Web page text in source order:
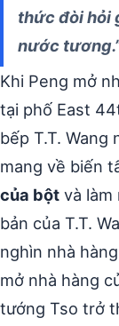
thức đòi hỏi
nước
Khi Peng mở
tại phố East
bếp T.T. Wang
mang về biến
của bột và làm
bản của T.T.
nghìn nhà
mở nhà hàng
tướng Tso trở